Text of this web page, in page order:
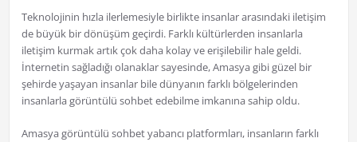
Teknolojinin hızla ilerlemesiyle birlikte insanlar arasındaki iletişim
de büyük bir dönüşüm geçirdi. Farklı kültürlerden insanlarla
iletişim kurmak artık çok daha kolay ve erişilebilir hale geldi.
İnternetin sağladığı olanaklar sayesinde, Amasya gibi güzel bir
şehirde yaşayan insanlar bile dünyanın farklı bölgelerinden
insanlarla görüntülü sohbet edebilme imkanına sahip oldu.
Amasya görüntülü sohbet yabancı platformları, insanların farklı